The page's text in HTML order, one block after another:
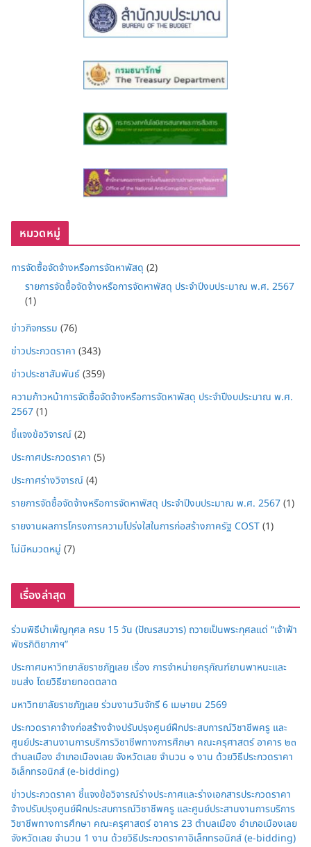
หมวดหมู่
การจัดซื้อจัดจ้างหรือการจัดหาพัสดุ (2)
รายการจัดซื้อจัดจ้างหรือการจัดหาพัสดุ ประจำปีงบประมาณ พ.ศ. 2567
(1)
ข่าวกิจกรรม (76)
ข่าวประกวดราคา (343)
ข่าวประชาสัมพันธ์(359)
ความก้าวหน้าการจัดซื้อจัดจ้างหรือการจัดหาพัสดุ ประจำปีงบประมาณ พ.ศ.
2567(1)
ชี้แจงข้อวิจารณ์(2)
ประกาศประกวดราคา (5)
ประกาศร่างวิจารณ์(4)
รายการจัดซื้อจัดจ้างหรือการจัดหาพัสดุ ประจำปีงบประมาณ พ.ศ. 2567(1)
รายงานผลการโครงการความโปร่งใสในการก่อสร้างภาครัฐ COST(1)
ไม่มีหมวดหมู่ (7)
เรื่องล่าสุด
ร่วมพิธีบำเพ็ญกุศล ครบ 15 วัน (ปัณรสมวาร) ถวายเป็นพระกุศลแด่ “เจ้าฟ้า
พัชรกิติยาภาฯ”
ประกาศมหาวิทยาลัยราชภัฏเลย เรื่อง การจำหน่ายครุภัณฑ์ยานพาหนะและ
ขนส่ง โดยวิธีขายทอดตลาด
มหาวิทยาลัยราชภัฏเลย ร่วมงานวันจักรี 6 เมษายน 2569
ประกวดราคาจ้างก่อสร้างจ้างปรับปรุงศูนย์ฝึกประสบการณ์วิชาชีพครู และ
ศูนย์ประสานงานการบริการวิชาชีพทางการศึกษา คณะครุศาสตร์ อาคาร ๒๓
ตำบลเมือง อำเภอเมืองเลย จังหวัดเลย จำนวน ๑ งาน ด้วยวิธีประกวดราคา
อิเล็กทรอนิกส์ (e-bidding)
ข่าวประกวดราคา ชี้แจงข้อวิจารณ์ร่างประกาศและร่างเอกสารประกวดราคา
จ้างปรับปรุงศูนย์ฝึกประสบการณ์วิชาชีพครู และศูนย์ประสานงานการบริการ
วิชาชีพทางการศึกษา คณะครุศาสตร์ อาคาร 23 ตำบลเมือง อำเภอเมืองเลย
จังหวัดเลย จำนวน 1 งาน ด้วยวิธีประกวดราคาอิเล็กทรอนิกส์ (e-bidding)